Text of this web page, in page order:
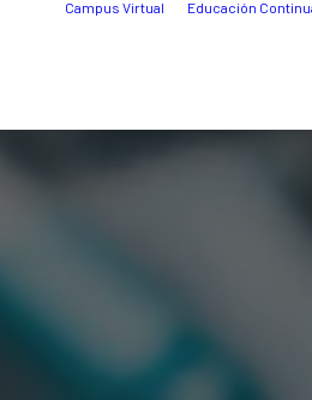
Campus Virtual Educación